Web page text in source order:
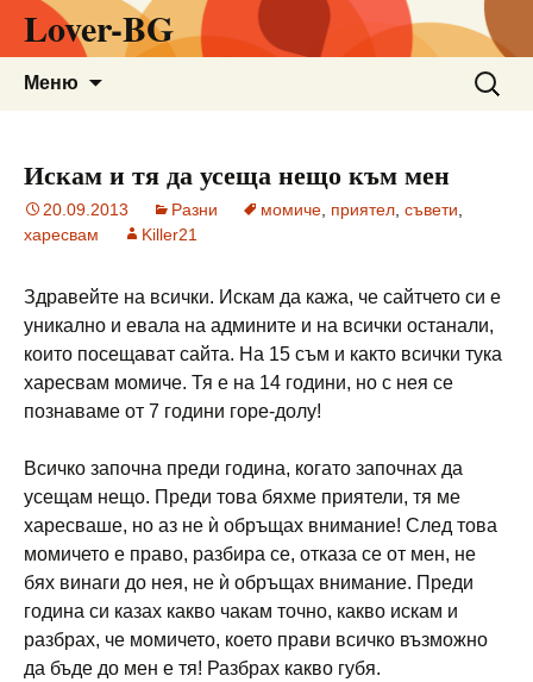
Lover-BG
Меню
за:
Искам и тя да усеща нещо към мен
20.09.2013 Разни момиче приятел съвети
харесвам
Killer21
Здравейте на всички. Искам да кажа, че сайтчето си е
уникално и евала на админите и на всички останали,
които посещават сайта. На 15 съм и както всички тука
харесвам момиче. Тя е на 14 години, но с нея се
познаваме от 7 години горе-долу!
Всичко започна преди година, когато започнах да
усещам нещо. Преди това бяхме приятели, тя ме
харесваше, но аз не ѝ обръщах внимание! След това
момичето е право, разбира се, отказа се от мен, не
бях винаги до нея, не ѝ обръщах внимание. Преди
година си казах какво чакам точно, какво искам и
разбрах, че момичето, което прави всичко възможно
да бъде до мен е тя! Разбрах какво губя.